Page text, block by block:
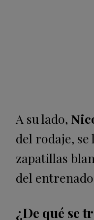
A su lado,
del rodaje, se
zapatillas
del
¿De qué se